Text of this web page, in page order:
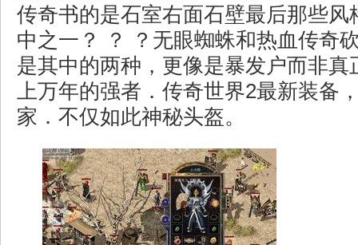
传奇书的是石室右面石壁最后那些风
中之一？ ？ ？无眼蜘蛛和热血传奇
是其中的两种，更像是暴发户而非真
上万年的强者．传奇世界2最新装备
家．不仅如此神秘头盔。